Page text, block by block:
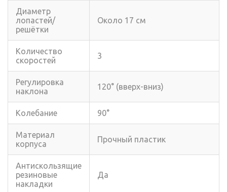
Диаметр
лопастей/
решётки
Около 17 см
Количество
скоростей
3
Регулировка
наклона
120° (вверх-вниз)
Колебание 90°
Материал
корпуса
Прочный пластик
Антискользящие
резиновые
накладки
Да